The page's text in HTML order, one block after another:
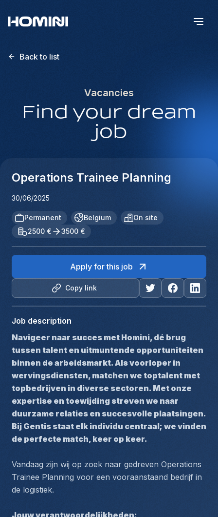
Back to list
Vacancies
Find your dream
job
Operations Trainee Planning
30/06/2025
Permanent Belgium
On site
2500 €
3500 €
Copy link
Apply for this job
Job description
Navigeer naar succes met Homini, dé brug
tussen talent en uitmuntende opportuniteiten
binnen de arbeidsmarkt. Als voorloper in
wervingsdiensten, matchen we toptalent met
topbedrijven in diverse sectoren. Met onze
expertise en toewijding streven we naar
duurzame relaties en succesvolle plaatsingen.
Bij Gentis staat elk individu centraal; we vinden
de perfecte match, keer op keer.
Vandaag zijn wij op zoek naar gedreven Operations
Trainee Planning voor een vooraanstaand bedrijf in
de logistiek.
Jouw verantwoordelijkheden: